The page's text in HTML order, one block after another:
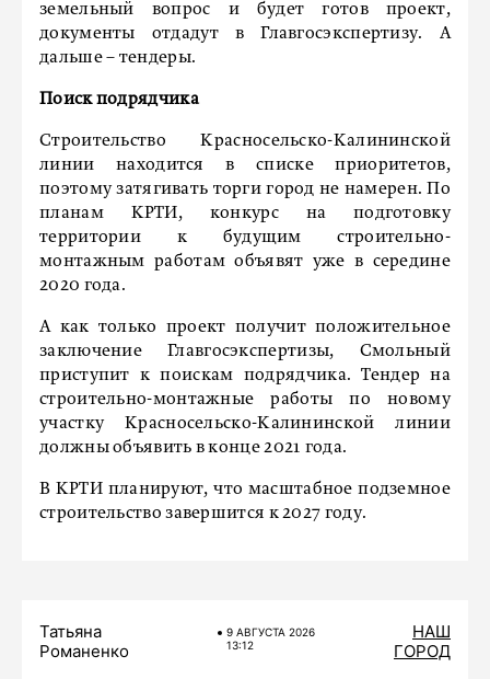
земельный вопрос и будет готов проект,
документы отдадут в Главгосэкспертизу. А
дальше – тендеры.
Поиск подрядчика
Строительство Красносельско-Калининской
линии находится в списке приоритетов,
поэтому затягивать торги город не намерен. По
планам КРТИ, конкурс на подготовку
территории к будущим строительно-
монтажным работам объявят уже в середине
2020 года.
А как только проект получит положительное
заключение Главгосэкспертизы, Смольный
приступит к поискам подрядчика. Тендер на
строительно-монтажные работы по новому
участку Красносельско-Калининской линии
должны объявить в конце 2021 года.
В КРТИ планируют, что масштабное подземное
строительство завершится к 2027 году.
Татьяна
Романенко
9 АВГУСТА 2026
13:12
НАШ
ГОРОД